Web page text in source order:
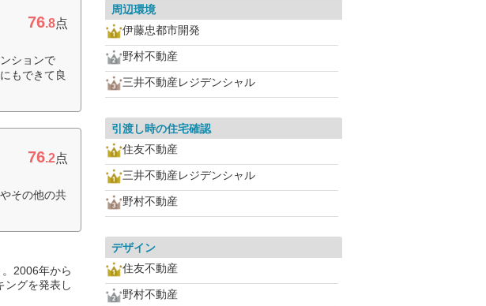
76.8点
ションで
もできて良
76.2点
その他の共
2006年から
ングを発表し
周辺環境
伊藤忠都市開発
野村不動産
三井不動産レジデンシャル
引渡し時の住宅確認
住友不動産
三井不動産レジデンシャル
野村不動産
デザイン
住友不動産
野村不動産